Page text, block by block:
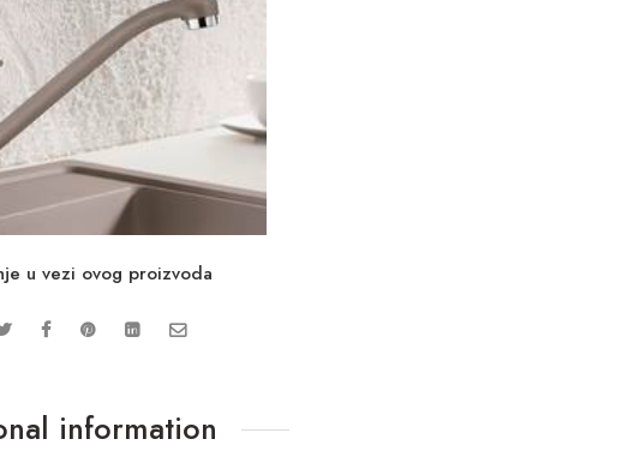
u vezi ovog proizvoda
information